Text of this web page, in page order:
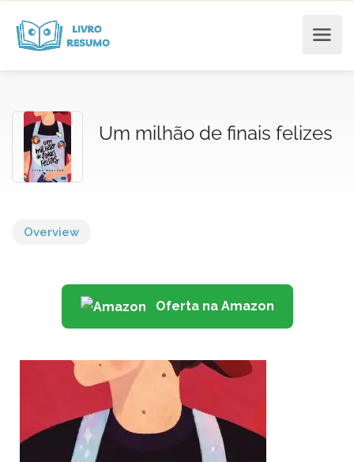
Um milhão de finais felizes
Overview
Oferta na Amazon